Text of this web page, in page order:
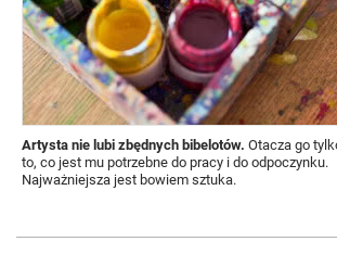
Artysta nie lubi zbędnych bibelotów. Otacza go
to, co jest mu potrzebne do pracy i do odpoczynku.
Najważniejsza jest bowiem sztuka.